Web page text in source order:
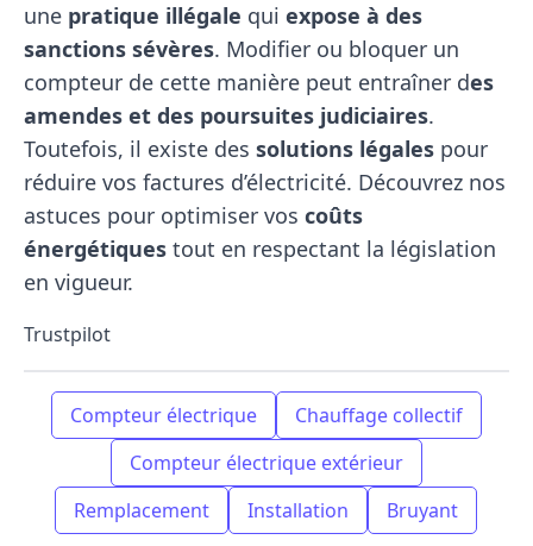
une pratique illégale qui expose à des
sanctions sévères. Modifier ou bloquer un
compteur de cette manière peut entraîner des
amendes et des poursuites judiciaires.
Toutefois, il existe des solutions légales pour
réduire vos factures d’électricité. Découvrez nos
astuces pour optimiser vos coûts
énergétiques tout en respectant la législation
en vigueur.
Trustpilot
Compteur électrique
Chauffage collectif
Compteur électrique extérieur
Remplacement
Installation Bruyant